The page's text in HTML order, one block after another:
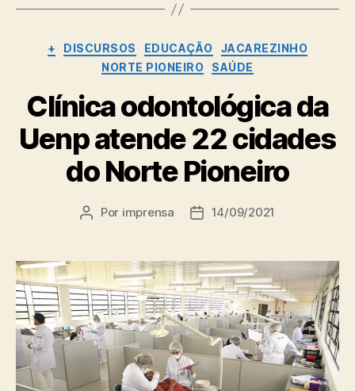
Categorias
+ DISCURSOS EDUCAÇÃO
JACAREZINHO
NORTE PIONEIRO
SAÚDE
Clínica odontológica da
Uenp atende 22 cidades
do Norte Pioneiro
Autor
Por imprensa
Data14/09/2021